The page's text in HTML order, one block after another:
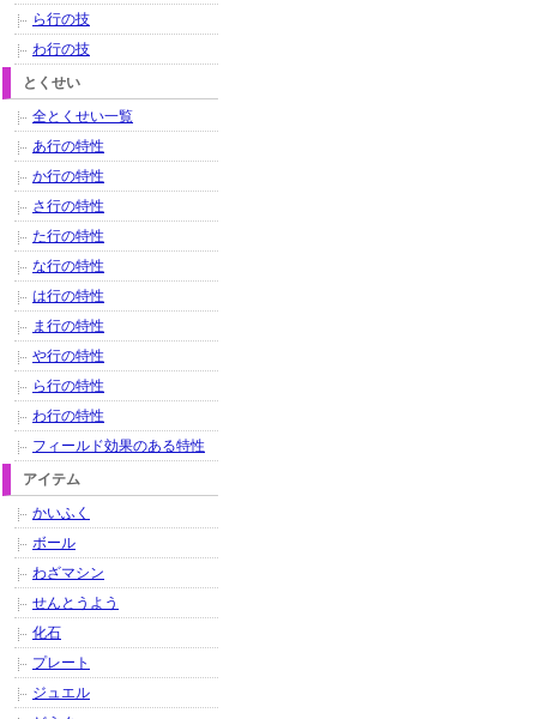
ら行の技
わ行の技
とくせい
全とくせい一覧
あ行の特性
か行の特性
さ行の特性
た行の特性
な行の特性
は行の特性
ま行の特性
や行の特性
ら行の特性
わ行の特性
フィールド効果のある特性
アイテム
かいふく
ボール
わざマシン
せんとうよう
化石
プレート
ジュエル